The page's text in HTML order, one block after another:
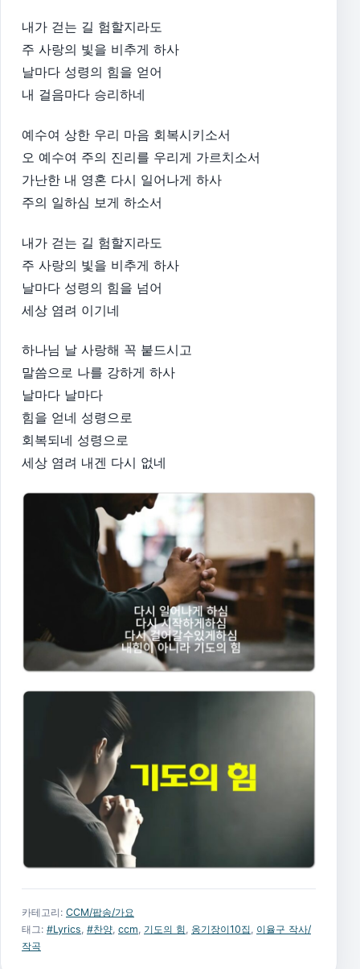
내가 걷는 길 험할지라도
주 사랑의 빛을 비추게 하사
날마다 성령의 힘을 얻어
내 걸음마다 승리하네
예수여 상한 우리 마음 회복시키소서
오 예수여 주의 진리를 우리게 가르치소서
가난한 내 영혼 다시 일어나게 하사
주의 일하심 보게 하소서
내가 걷는 길 험할지라도
주 사랑의 빛을 비추게 하사
날마다 성령의 힘을 넘어
세상 염려 이기네
하나님 날 사랑해 꼭 붙드시고
말씀으로 나를 강하게 하사
날마다 날마다
힘을 얻네 성령으로
회복되네 성령으로
세상 염려 내겐 다시 없네
카테고리: CCM/팝송/가요
태그: #Lyrics, #찬양, ccm, 기도의 힘, 옹기장이10집, 이율구 작사/
작곡